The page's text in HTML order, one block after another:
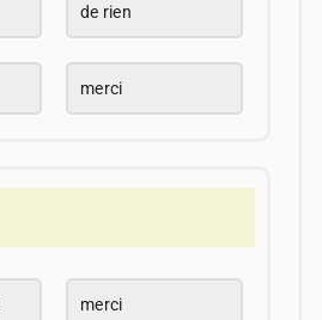
de rien
merci
merci